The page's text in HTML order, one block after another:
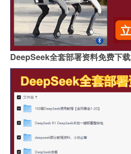
DeepSeek全套部署资料免费下载